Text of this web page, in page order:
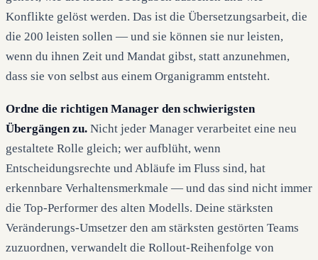
Konflikte gelöst werden. Das ist die Übersetzungsarbeit, die
die 200 leisten sollen — und sie können sie nur leisten,
wenn du ihnen Zeit und Mandat gibst, statt anzunehmen,
dass sie von selbst aus einem Organigramm entsteht.
Ordne die richtigen Manager den schwierigsten
Übergängen zu. Nicht jeder Manager verarbeitet eine neu
gestaltete Rolle gleich; wer aufblüht, wenn
Entscheidungsrechte und Abläufe im Fluss sind, hat
erkennbare Verhaltensmerkmale — und das sind nicht immer
die Top-Performer des alten Modells. Deine stärksten
Veränderungs-Umsetzer den am stärksten gestörten Teams
zuzuordnen, verwandelt die Rollout-Reihenfolge von